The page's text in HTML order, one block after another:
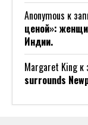
Anonymous к
ценой»:
Индии.
Margaret Kingк
surrounds